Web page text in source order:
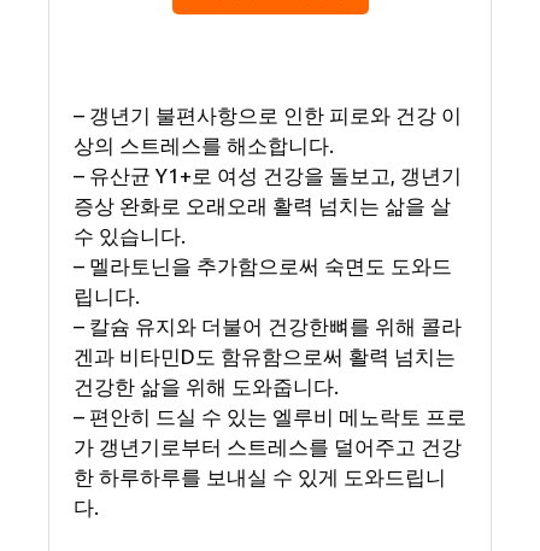
– 갱년기 불편사항으로 인한 피로와 건강 이
상의 스트레스를 해소합니다.
– 유산균 Y1+로 여성 건강을 돌보고, 갱년기
증상 완화로 오래오래 활력 넘치는 삶을 살
수 있습니다.
– 멜라토닌을 추가함으로써 숙면도 도와드
립니다.
– 칼슘 유지와 더불어 건강한뼈를 위해 콜라
겐과 비타민D도 함유함으로써 활력 넘치는
건강한 삶을 위해 도와줍니다.
– 편안히 드실 수 있는 엘루비 메노락토 프로
가 갱년기로부터 스트레스를 덜어주고 건강
한 하루하루를 보내실 수 있게 도와드립니
다.